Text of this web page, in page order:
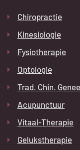
Chiropractie
Kinesiologie
Fysiotherapie
Optologie
Trad. Chin.
Acupunctuur
Vitaal-Therapie
Gelukstherapie